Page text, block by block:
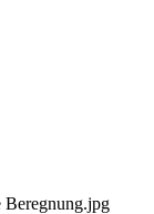
Beregnung.jpg